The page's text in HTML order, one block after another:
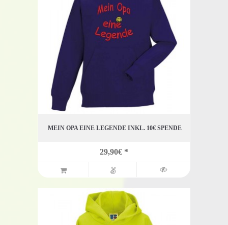
MEIN OPA EINE LEGENDE INKL. 10€ SPENDE
29,90€ *